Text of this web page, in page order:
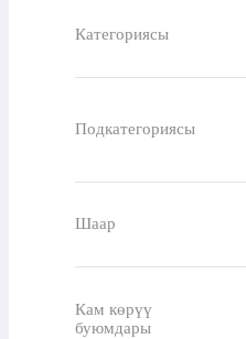
Категориясы
Подкатегориясы
Шаар
Кам көрүү
буюмдары